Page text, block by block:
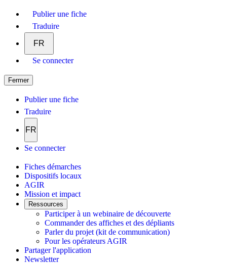
Publier une fiche
Traduire
FR
Se connecter
Fermer
Publier une fiche
Traduire
FR
Se connecter
Fiches démarches
Dispositifs locaux
AGIR
Mission et impact
Ressources
Participer à un webinaire de découverte
Commander des affiches et des dépliants
Parler du projet (kit de communication)
Pour les opérateurs AGIR
Partager l'application
Newsletter